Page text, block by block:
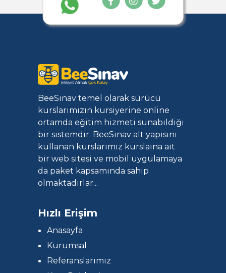
BeeSınav temel olarak sürücü
kurslarımızın kursiyerine online
ortamda eğitim hizmeti sunabildiği
bir sistemdir. BeeSınav alt yapısını
kullanan kurslarımız kurslaına ait
bir web sitesi ve mobil uygulamaya
da paket kapsamında sahip
olmaktadırlar...
Hızlı Erişim
Anasayfa
Kurumsal
Referanslarımız